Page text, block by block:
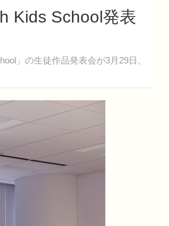
Kids School発表
」の生徒作品発表会が3月29日、